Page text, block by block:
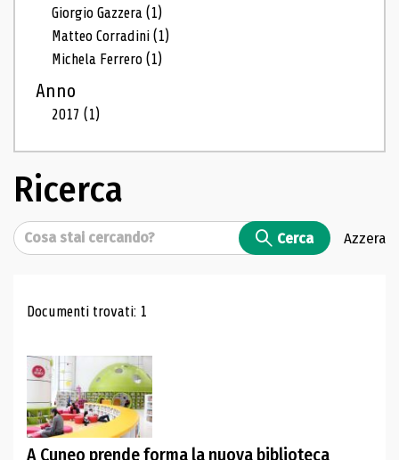
Giorgio Gazzera(1)
Matteo Corradini(1)
Michela Ferrero(1)
Anno
2017(1)
Ricerca
Cerca Cerca Azzera
Risultati di ricerca
Documenti trovati: 1
A Cuneo prende forma la nuova biblioteca